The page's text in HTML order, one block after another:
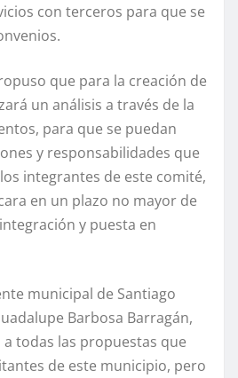
con terceros para que se
que para la creación de
un análisis a través de la
para que se puedan
y responsabilidades que
integrantes de este comité,
en un plazo no mayor de
y puesta en
municipal de Santiago
Barbosa Barragán,
todas las propuestas que
de este municipio, pero